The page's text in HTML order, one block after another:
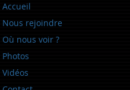
Accueil
Nous rejoindre
Où nous voir ?
Photos
Vidéos